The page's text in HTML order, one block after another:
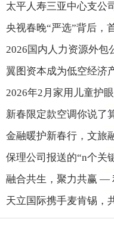
太平人寿三亚中心支公
央视春晚“严选”背后，
2026国内人力资源外
翼图资本成为低空经济
2026年2月家用儿童护
新春限定款空调你说了
金融暖护新春行，文旅
保理公司报送的“n个关
融合共生，聚力共赢 —
天立国际携手麦肯锡，